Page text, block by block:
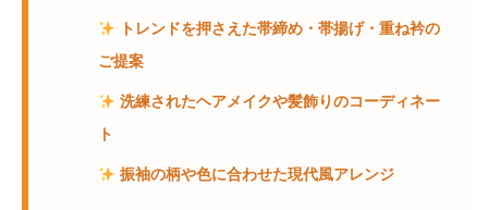
トレンドを押さえた帯締め・帯揚げ・重ね衿の
ご提案
洗練されたヘアメイクや髪飾りのコーディネー
ト
振袖の柄や色に合わせた現代風アレンジ